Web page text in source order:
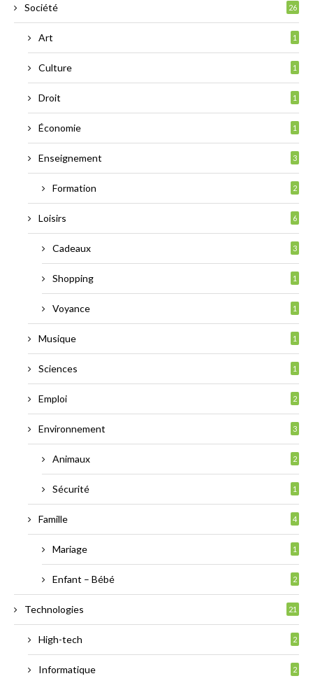
Société 26
Art 1
Culture 1
Droit 1
Économie 1
Enseignement 3
Formation 2
Loisirs 6
Cadeaux 3
Shopping 1
Voyance 1
Musique 1
Sciences 1
Emploi 2
Environnement 3
Animaux 2
Sécurité 1
Famille 4
Mariage 1
Enfant – Bébé 2
Technologies 21
High-tech 2
Informatique 2